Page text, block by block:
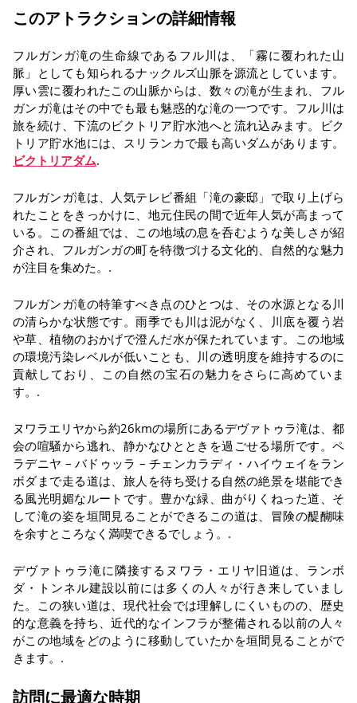
このアトラクションの詳細情報
フルガンガ滝の生命線であるフル川は、「霧に覆われた山
脈」としても知られるナックルズ山脈を源流としています。
厚い雲に覆われたこの山脈からは、数々の滝が生まれ、フル
ガンガ滝はその中でも最も魅惑的な滝の一つです。フル川は
旅を続け、下流のビクトリア貯水池へと流れ込みます。ビク
トリア貯水池には、スリランカで最も高いダムがあります。
ビクトリアダム.
フルガンガ滝は、人気テレビ番組「滝の豪邸」で取り上げら
れたことをきっかけに、地元住民の間で近年人気が高まって
いる。この番組では、この地域の息を呑むような美しさが紹
介され、フルガンガの町を特徴づける文化的、自然的な魅力
が注目を集めた。.
フルガンガ滝の特筆すべき点のひとつは、その水源となる川
の清らかな状態です。雨季でも川は泥がなく、川底を覆う岩
や草、植物のおかげで澄んだ水が保たれています。この地域
の環境汚染レベルが低いことも、川の透明度を維持するのに
貢献しており、この自然の宝石の魅力をさらに高めていま
す。.
ヌワラエリヤから約26kmの場所にあるデヴァトゥラ滝は、都
会の喧騒から逃れ、静かなひとときを過ごせる場所です。ペ
ラデニヤ – バドゥッラ – チェンカラディ・ハイウェイをラン
ボダまで走る道は、旅人を待ち受ける自然の絶景を堪能でき
る風光明媚なルートです。豊かな緑、曲がりくねった道、そ
して滝の姿を垣間見ることができるこの道は、冒険の醍醐味
を余すところなく満喫できるでしょう。.
デヴァトゥラ滝に隣接するヌワラ・エリヤ旧道は、ランボ
ダ・トンネル建設以前には多くの人々が行き来していまし
た。この狭い道は、現代社会では理解しにくいものの、歴史
的な意義を持ち、近代的なインフラが整備される以前の人々
がこの地域をどのように移動していたかを垣間見ることがで
きます。.
訪問に最適な時期